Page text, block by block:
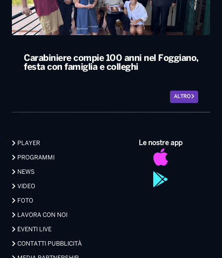
Carabiniere compie 100 anni nel Foggiano,
festa con famiglia e colleghi
ALTRO
Le nostre app
PLAYER
PROGRAMMI
NEWS
VIDEO
FOTO
LAVORA CON NOI
EVENTI LIVE
CONTATTI PUBBLICITÀ